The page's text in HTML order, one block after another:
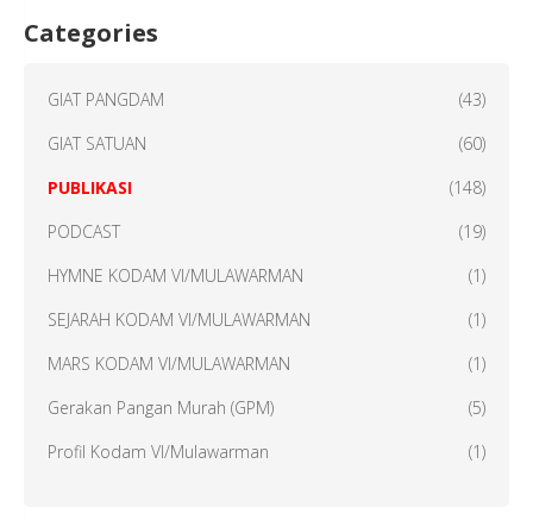
Categories
GIAT PANGDAM
(43)
GIAT SATUAN
(60)
PUBLIKASI
(148)
PODCAST
(19)
HYMNE KODAM VI/MULAWARMAN
(1)
SEJARAH KODAM VI/MULAWARMAN
(1)
MARS KODAM VI/MULAWARMAN
(1)
Gerakan Pangan Murah (GPM)
(5)
Profil Kodam VI/Mulawarman
(1)